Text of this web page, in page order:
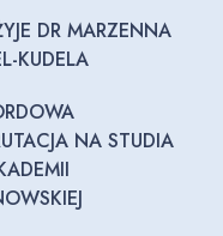
DR MARZENNA
KUDELA
NA STUDIA